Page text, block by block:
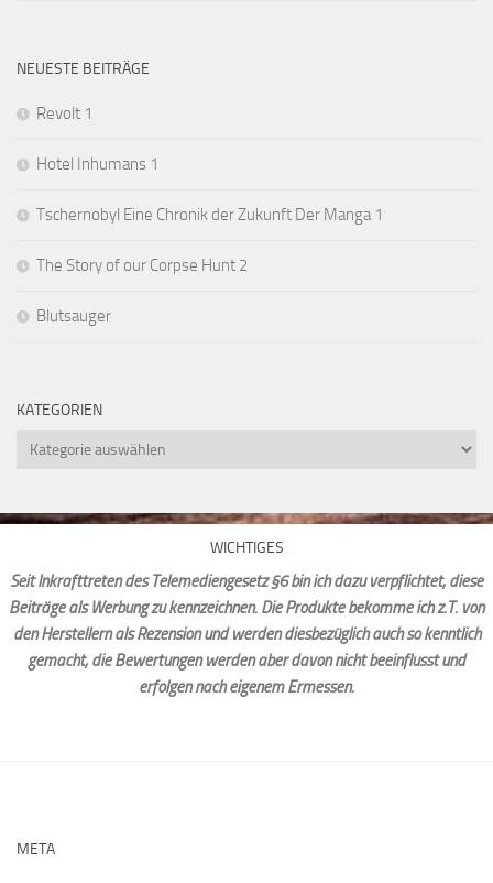
NEUESTE BEITRÄGE
Revolt 1
Hotel Inhumans 1
Tschernobyl Eine Chronik der Zukunft Der Manga 1
The Story of our Corpse Hunt 2
Blutsauger
KATEGORIEN
Kategorien
WICHTIGES
Seit Inkrafttreten des Telemediengesetz §6 bin ich dazu verpflichtet, diese
Beiträge als Werbung zu kennzeichnen. Die Produkte bekomme ich z.T. von
den Herstellern als Rezension und werden diesbezüglich auch so kenntlich
gemacht, die Bewertungen werden aber davon nicht beeinflusst und
erfolgen nach eigenem Ermessen.
META